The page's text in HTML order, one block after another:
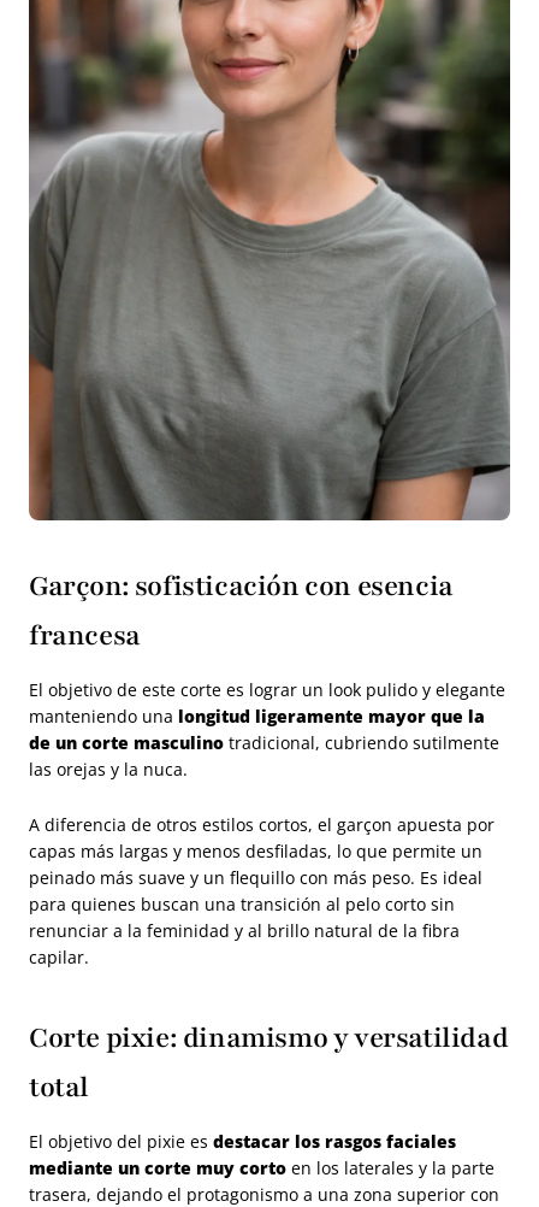
Garçon: sofisticación con esencia
francesa
El objetivo de este corte es lograr un look pulido y elegante
manteniendo una longitud ligeramente mayor que la
de un corte masculino tradicional, cubriendo sutilmente
las orejas y la nuca.
A diferencia de otros estilos cortos, el garçon apuesta por
capas más largas y menos desfiladas, lo que permite un
peinado más suave y un flequillo con más peso. Es ideal
para quienes buscan una transición al pelo corto sin
renunciar a la feminidad y al brillo natural de la fibra
capilar.
Corte pixie: dinamismo y versatilidad
total
El objetivo del pixie es destacar los rasgos faciales
mediante un corte muy corto en los laterales y la parte
trasera, dejando el protagonismo a una zona superior con